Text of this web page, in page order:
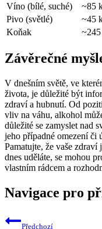
Víno (bílé, suché)
~85
Pivo (světlé)
~45
Koňak
Závěrečné
V dnešním světě, ve
života, je důležité být
zdraví a hubnutí. Od
vliv na váhu, alkohol
důležité se zamyslet nad
jeho případné omezení či
Pamatujte, že vaše
dnes uděláte, se mohou
vlastním rádcem a
Navigace pro
Předchozí